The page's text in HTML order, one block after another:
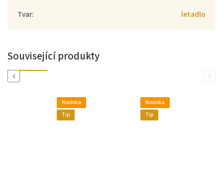
Tvar: letadlo
Související produkty
Previous
Novinka
Tip
Novinka
Tip
Next